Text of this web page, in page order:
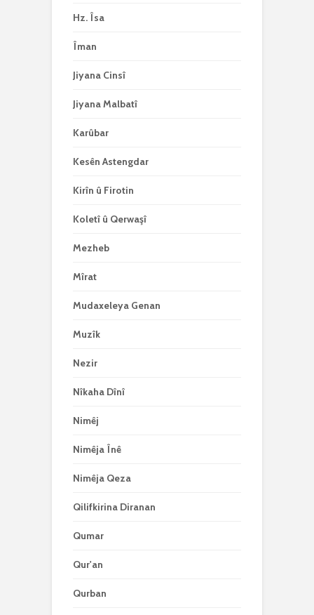
Hz. Îsa
Îman
Jiyana Cinsî
Jiyana Malbatî
Karûbar
Kesên Astengdar
Kirîn û Firotin
Koletî û Qerwaşî
Mezheb
Mîrat
Mudaxeleya Genan
Muzîk
Nezir
Nîkaha Dînî
Nimêj
Nimêja Înê
Nimêja Qeza
Qilifkirina Diranan
Qumar
Qur'an
Qurban